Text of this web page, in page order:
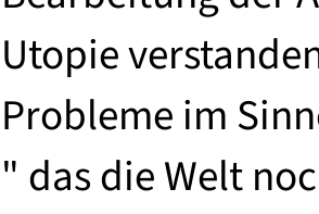
Utopie
Probleme im
" das die Welt